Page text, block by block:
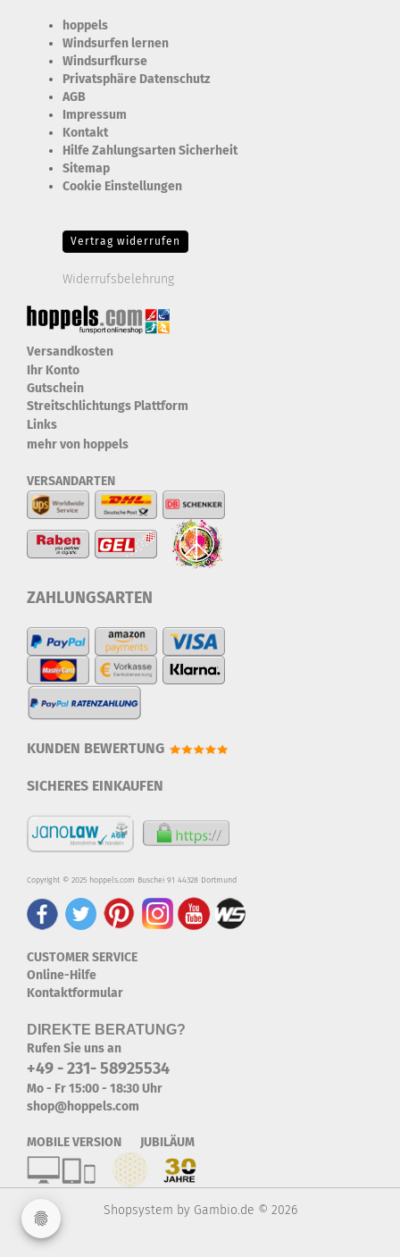
hoppels
Windsurfen lernen
Windsurfkurse
Privatsphäre Datenschutz
AGB
Impressum
Kontakt
Hilfe Zahlungsarten Sicherheit
Sitemap
Cookie Einstellungen
Vertrag widerrufen
Widerrufsbelehrung
Versandkosten
Ihr Konto
Gutschein
Streitschlichtungs Plattform
Links
mehr von hoppels
VERSANDARTEN
ZAHLUNGSARTEN
KUNDEN BEWERTUNG
SICHERES EINKAUFEN
Copyright © 2025 hoppels.com Buschei 91 44328 Dortmund
CUSTOMER SERVICE
Online-Hilfe
Kontaktformular
DIREKTE BERATUNG?
Rufen Sie uns an
+49 - 231- 58925534
Mo - Fr 15:00 - 18:30 Uhr
shop@hoppels.com
MOBILE VERSION JUBILÄUM
Shopsystem by Gambio.de © 2026